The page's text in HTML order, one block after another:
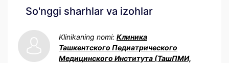
So'nggi sharhlar va izohlar
Klinikaning nomi: Клиника
Ташкентского Педиатрического
Медицинского Института (ТашПМИ,